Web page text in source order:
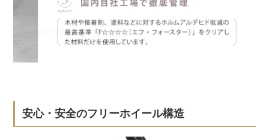
安心・安全のフリーホイール構造